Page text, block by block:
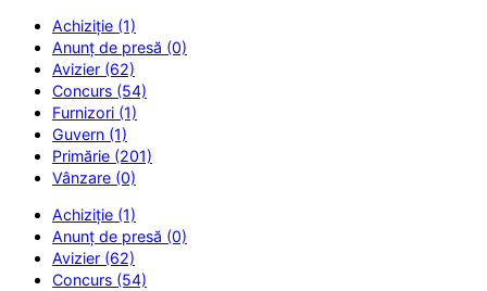
Achiziție (1)
Anunț de presă (0)
Avizier (62)
Concurs (54)
Furnizori (1)
Guvern (1)
Primărie (201)
Vânzare (0)
Achiziție (1)
Anunț de presă (0)
Avizier (62)
Concurs (54)